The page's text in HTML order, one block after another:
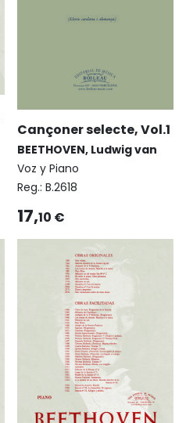
Cançoner selecte, Vol.1
BEETHOVEN, Ludwig van
Voz y Piano
Reg.: B.2618
17,10 €